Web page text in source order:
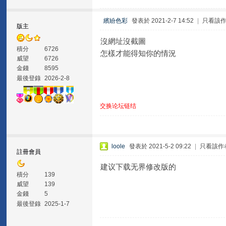
版主
積分
6726
威望
6726
金錢
8595
最後登錄 2026-2-8
繽紛色彩 發表於 2021-2-7 14:52 只看該
沒網址沒截圖
怎樣才能得知你的情況
交换论坛链结
註冊會員
積分
139
威望
139
金錢
5
最後登錄 2025-1-7
loole 發表於 2021-5-2 09:22 只看該作
建议下载无界修改版的